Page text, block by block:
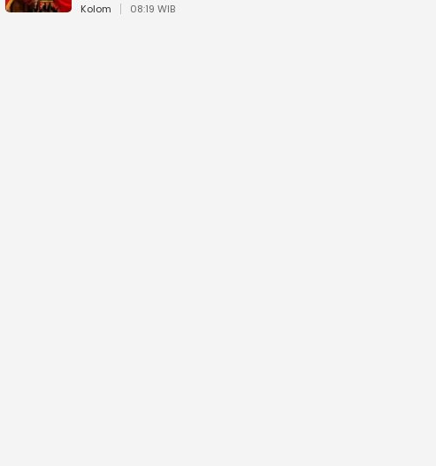
Kolom 08:19 WIB